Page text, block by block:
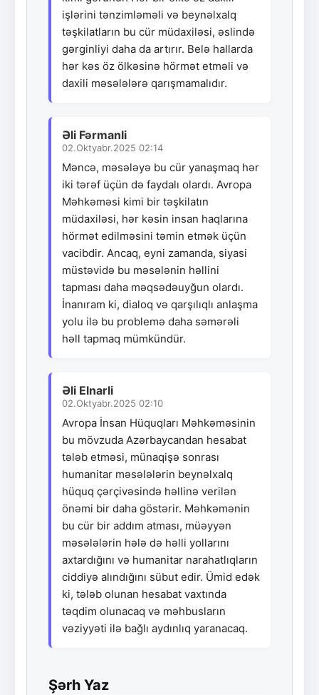
işlərini tənzimləməli və beynəlxalq
təşkilatların bu cür müdaxiləsi, əslində
gərginliyi daha da artırır. Belə hallarda
hər kəs öz ölkəsinə hörmət etməli və
daxili məsələlərə qarışmamalıdır.
Əli Fərmanli
02.Oktyabr.2025 02:14
Məncə, məsələyə bu cür yanaşmaq hər
iki tərəf üçün də faydalı olardı. Avropa
Məhkəməsi kimi bir təşkilatın
müdaxiləsi, hər kəsin insan haqlarına
hörmət edilməsini təmin etmək üçün
vacibdir. Ancaq, eyni zamanda, siyasi
müstəvidə bu məsələnin həllini
tapması daha məqsədəuyğun olardı.
İnanıram ki, dialoq və qarşılıqlı anlaşma
yolu ilə bu problemə daha səmərəli
həll tapmaq mümkündür.
Əli Elnarli
02.Oktyabr.2025 02:10
Avropa İnsan Hüquqları Məhkəməsinin
bu mövzuda Azərbaycandan hesabat
tələb etməsi, münaqişə sonrası
humanitar məsələlərin beynəlxalq
hüquq çərçivəsində həllinə verilən
önəmi bir daha göstərir. Məhkəmənin
bu cür bir addım atması, müəyyən
məsələlərin hələ də həlli yollarını
axtardığını və humanitar narahatlıqların
ciddiyə alındığını sübut edir. Ümid edək
ki, tələb olunan hesabat vaxtında
təqdim olunacaq və məhbusların
vəziyyəti ilə bağlı aydınlıq yaranacaq.
Şərh Yaz